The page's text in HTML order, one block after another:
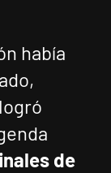
había
de